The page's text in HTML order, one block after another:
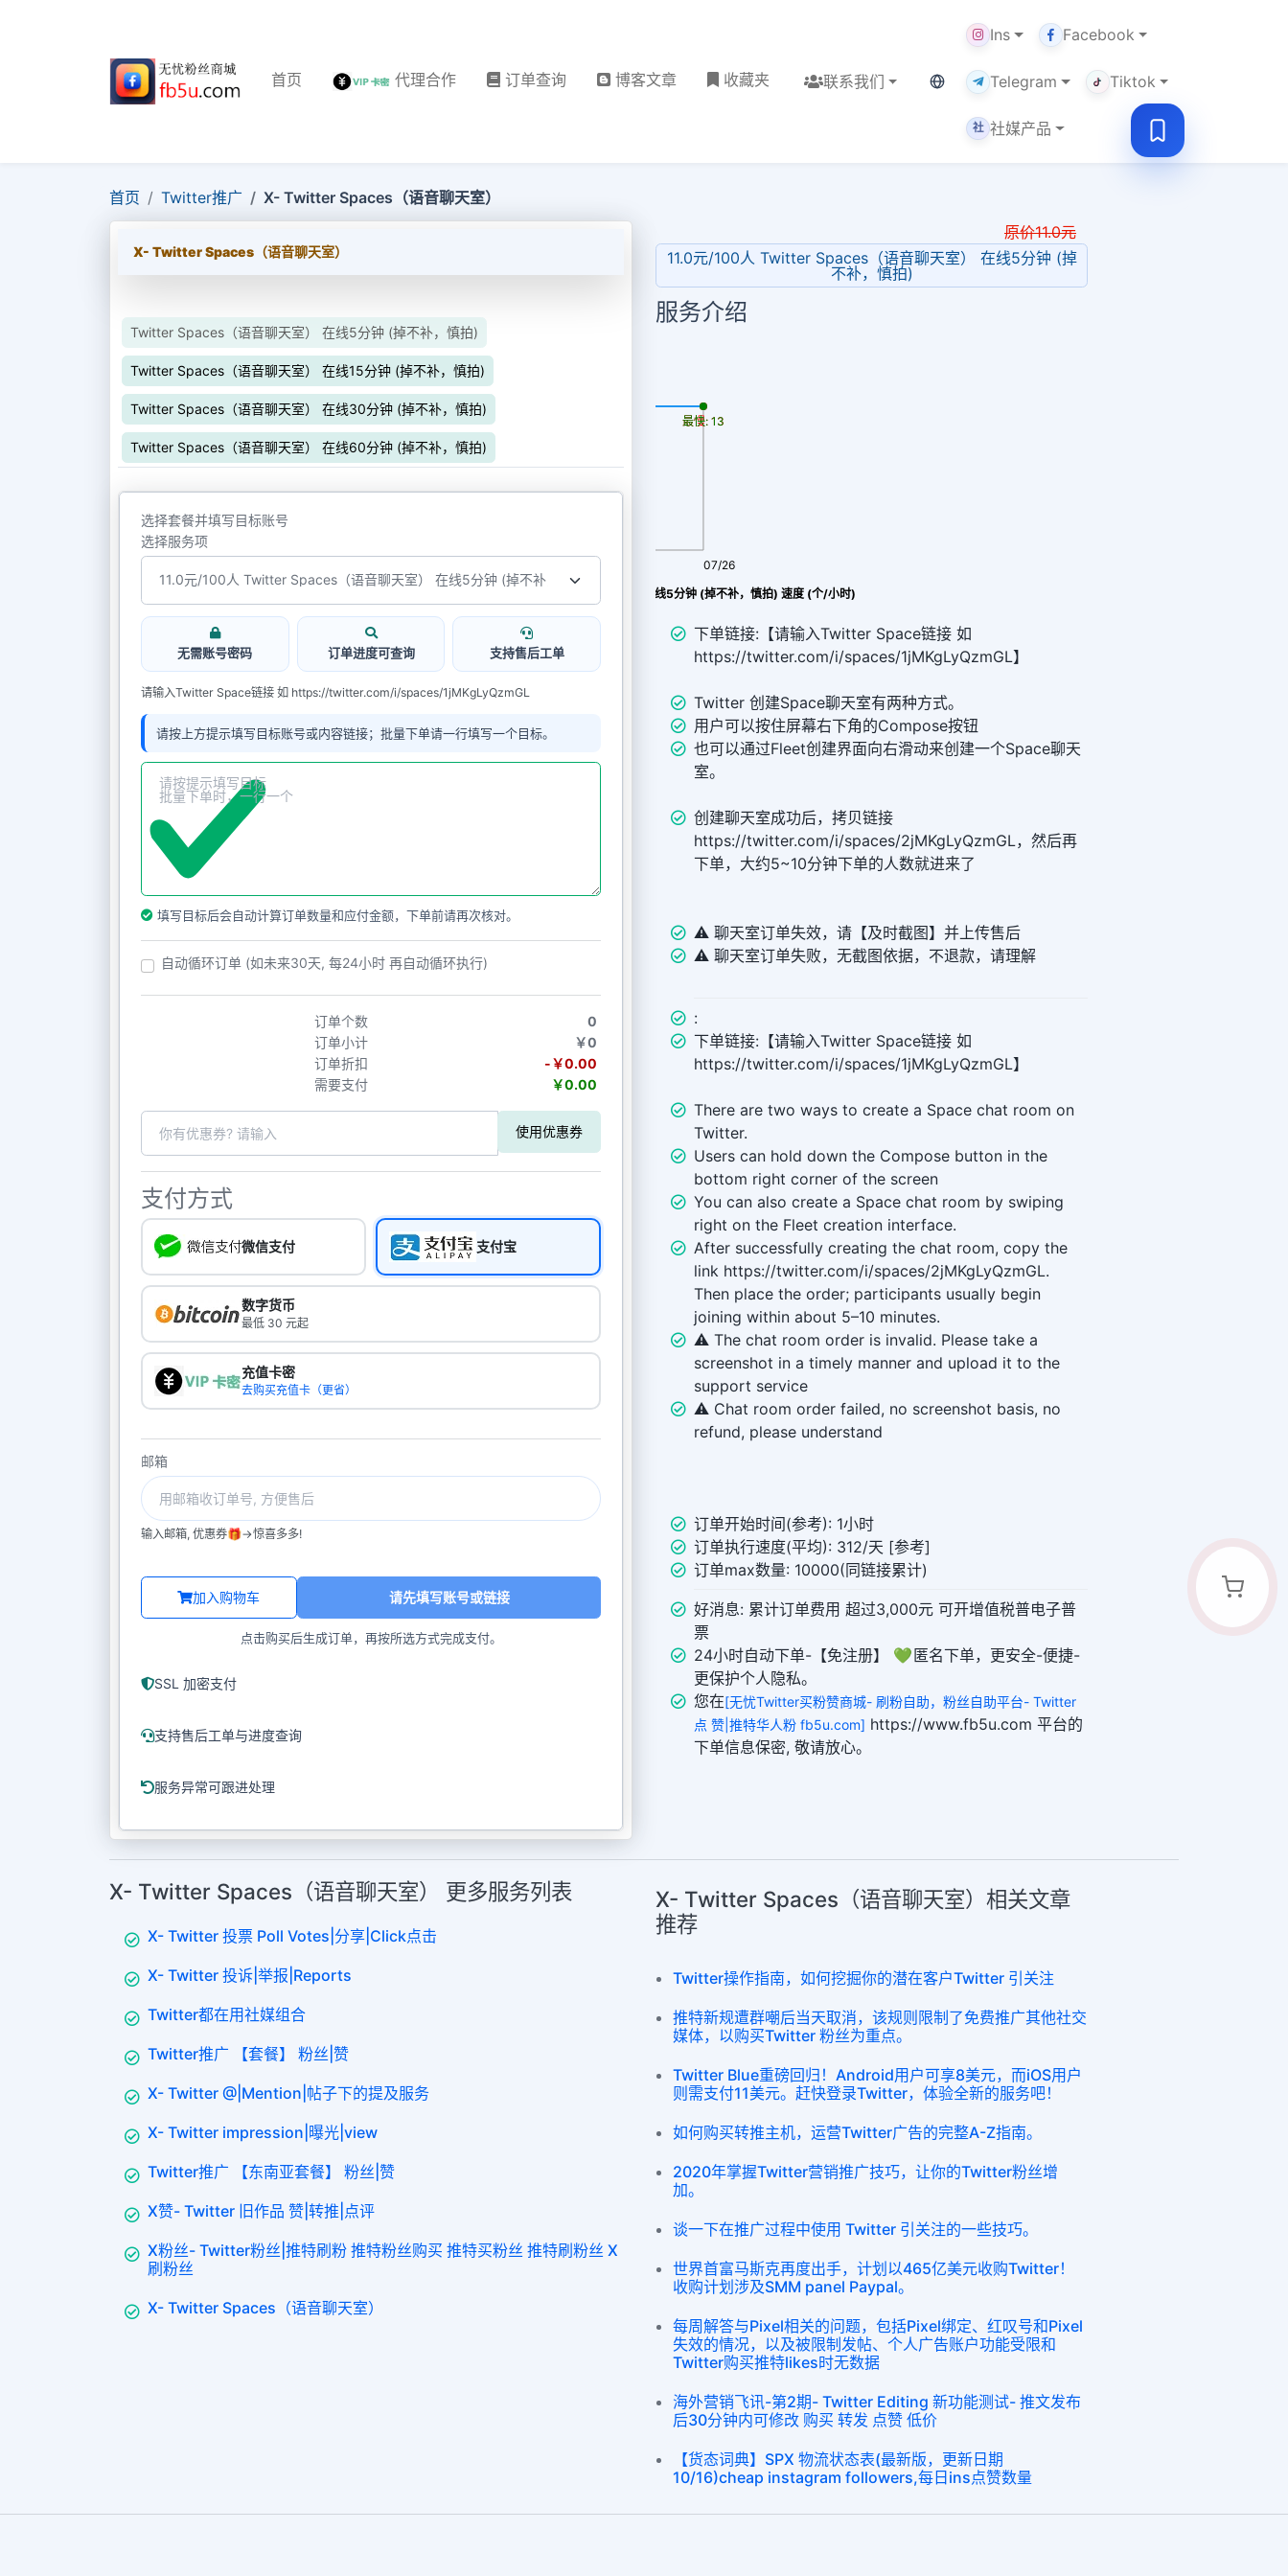
首页 代理合作 订单查询 博客文章 收藏夹 联系我们 当前语言：中文
Ins Facebook
Telegram Tiktok
社 社媒产品
首页 Twitter推广 X- Twitter Spaces（语音聊天室）
X- Twitter Spaces（语音聊天室）
Twitter Spaces（语音聊天室） 在线5分钟 (掉不补，慎拍)
Twitter Spaces（语音聊天室） 在线15分钟 (掉不补，慎拍)
Twitter Spaces（语音聊天室） 在线30分钟 (掉不补，慎拍)
Twitter Spaces（语音聊天室） 在线60分钟 (掉不补，慎拍)
选择套餐并填写目标账号
选择服务项
无需账号密码 订单进度可查询 支持售后工单
请输入Twitter Space链接 如 https://twitter.com/i/spaces/1jMKgLyQzmGL
请按上方提示填写目标账号或内容链接；批量下单请一行填写一个目标。
填写目标后会自动计算订单数量和应付金额，下单前请再次核对。
自动循环订单 (如未来30天, 每24小时 再自动循环执行)
订单个数
0
订单小计
￥0
订单折扣
-￥0.00
需要支付
￥0.00
使用优惠券
支付方式
微信支付 支付宝
数字货币
最低 30 元起
充值卡密
去购买充值卡（更省）
邮箱
输入邮箱, 优惠券🎁->惊喜多多!
加入购物车 请先填写账号或链接
点击购买后生成订单，再按所选方式完成支付。
SSL 加密支付
支持售后工单与进度查询
服务异常可跟进处理
原价11.0元
11.0元/100人 Twitter Spaces（语音聊天室） 在线5分钟 (掉
不补，慎拍)
服务介绍
Twitter Spaces（语音聊天室） 在线5分钟 (掉不补，慎拍) 速度 (个/小时)
07/26
08/08
最慢: 13
最快: 13
下单链接:【请输入Twitter Space链接 如
https://twitter.com/i/spaces/1jMKgLyQzmGL】
Twitter 创建Space聊天室有两种方式。
用户可以按住屏幕右下角的Compose按钮
也可以通过Fleet创建界面向右滑动来创建一个Space聊天
室。
创建聊天室成功后，拷贝链接
https://twitter.com/i/spaces/2jMKgLyQzmGL，然后再
下单，大约5~10分钟下单的人数就进来了
⚠️ 聊天室订单失效，请【及时截图】并上传售后
⚠️ 聊天室订单失败，无截图依据，不退款，请理解
:
下单链接:【请输入Twitter Space链接 如
https://twitter.com/i/spaces/1jMKgLyQzmGL】
There are two ways to create a Space chat room on
Twitter.
Users can hold down the Compose button in the
bottom right corner of the screen
You can also create a Space chat room by swiping
right on the Fleet creation interface.
After successfully creating the chat room, copy the
link https://twitter.com/i/spaces/2jMKgLyQzmGL.
Then place the order; participants usually begin
joining within about 5–10 minutes.
⚠️ The chat room order is invalid. Please take a
screenshot in a timely manner and upload it to the
support service
⚠️ Chat room order failed, no screenshot basis, no
refund, please understand
订单开始时间(参考): 1小时
订单执行速度(平均): 312/天 [参考]
订单max数量: 10000(同链接累计)
好消息: 累计订单费用 超过3,000元 可开增值税普电子普
票
24小时自动下单-【免注册】 💚 匿名下单，更安全-便捷-
更保护个人隐私。
您在[无忧Twitter买粉赞商城- 刷粉自助，粉丝自助平台- Twitter
点 赞|推特华人粉 fb5u.com] https://www.fb5u.com 平台的
下单信息保密, 敬请放心。
X- Twitter Spaces（语音聊天室） 更多服务列表
X- Twitter 投票 Poll Votes|分享|Click点击
X- Twitter 投诉|举报|Reports
Twitter都在用社媒组合
Twitter推广 【套餐】 粉丝|赞
X- Twitter @|Mention|帖子下的提及服务
X- Twitter impression|曝光|view
Twitter推广 【东南亚套餐】 粉丝|赞
X赞- Twitter 旧作品 赞|转推|点评
X粉丝- Twitter粉丝|推特刷粉 推特粉丝购买 推特买粉丝 推特刷粉丝 X
刷粉丝
X- Twitter Spaces（语音聊天室）
X- Twitter Spaces（语音聊天室）相关文章
推荐
Twitter操作指南，如何挖掘你的潜在客户Twitter 引关注
推特新规遭群嘲后当天取消，该规则限制了免费推广其他社交
媒体，以购买Twitter 粉丝为重点。
Twitter Blue重磅回归！Android用户可享8美元，而iOS用户
则需支付11美元。赶快登录Twitter，体验全新的服务吧！
如何购买转推主机，运营Twitter广告的完整A-Z指南。
2020年掌握Twitter营销推广技巧，让你的Twitter粉丝增
加。
谈一下在推广过程中使用 Twitter 引关注的一些技巧。
世界首富马斯克再度出手，计划以465亿美元收购Twitter！
收购计划涉及SMM panel Paypal。
每周解答与Pixel相关的问题，包括Pixel绑定、红叹号和Pixel
失效的情况，以及被限制发帖、个人广告账户功能受限和
Twitter购买推特likes时无数据
海外营销飞讯-第2期- Twitter Editing 新功能测试- 推文发布
后30分钟内可修改 购买 转发 点赞 低价
【货态词典】SPX 物流状态表(最新版，更新日期
10/16)cheap instagram followers,每日ins点赞数量